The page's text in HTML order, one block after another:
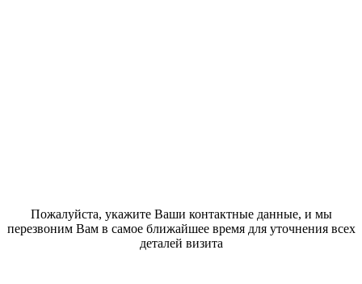
Пожалуйста, укажите Ваши контактные данные, и мы
перезвоним Вам в самое ближайшее время для уточнения всех
деталей визита